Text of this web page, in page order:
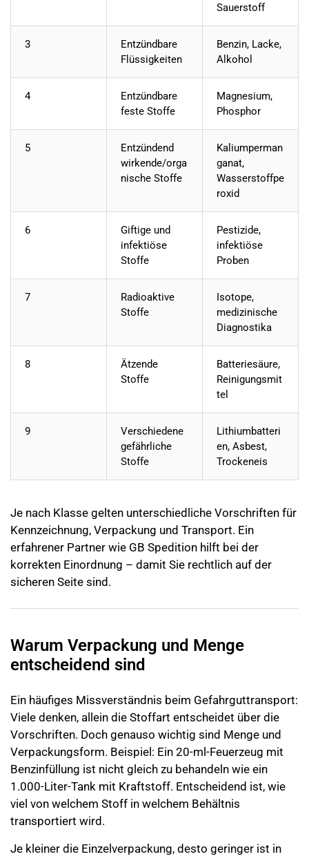
Sauerstoff
3
Entzündbare
Flüssigkeiten
Benzin, Lacke,
Alkohol
4
Entzündbare
feste Stoffe
Magnesium,
Phosphor
5
Entzündend
wirkende/orga
nische Stoffe
Kaliumperman
ganat,
Wasserstoffpe
roxid
6
Giftige und
infektiöse
Stoffe
Pestizide,
infektiöse
Proben
7
Radioaktive
Stoffe
Isotope,
medizinische
Diagnostika
8
Ätzende
Stoffe
Batteriesäure,
Reinigungsmit
tel
9
Verschiedene
gefährliche
Stoffe
Lithiumbatteri
en, Asbest,
Trockeneis
Je nach Klasse gelten unterschiedliche Vorschriften für
Kennzeichnung, Verpackung und Transport. Ein
erfahrener Partner wie GB Spedition hilft bei der
korrekten Einordnung – damit Sie rechtlich auf der
sicheren Seite sind.
Warum Verpackung und Menge
entscheidend sind
Ein häufiges Missverständnis beim Gefahrguttransport:
Viele denken, allein die Stoffart entscheidet über die
Vorschriften. Doch genauso wichtig sind Menge und
Verpackungsform. Beispiel: Ein 20-ml-Feuerzeug mit
Benzinfüllung ist nicht gleich zu behandeln wie ein
1.000-Liter-Tank mit Kraftstoff. Entscheidend ist, wie
viel von welchem Stoff in welchem Behältnis
transportiert wird.
Je kleiner die Einzelverpackung, desto geringer ist in